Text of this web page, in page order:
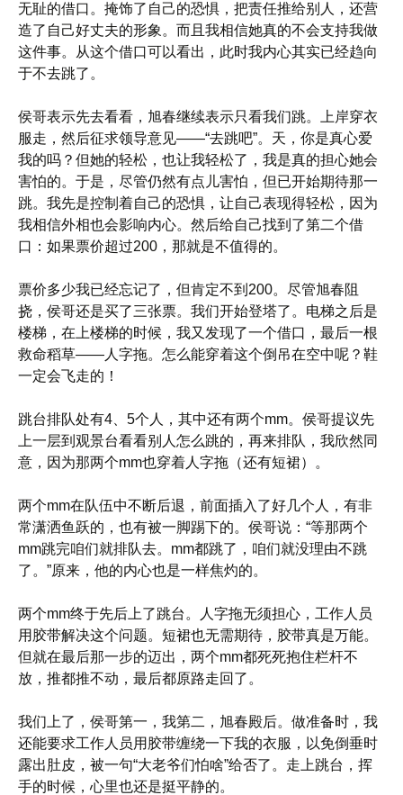
无耻的借口。掩饰了自己的恐惧，把责任推给别人，还营
造了自己好丈夫的形象。而且我相信她真的不会支持我做
这件事。从这个借口可以看出，此时我内心其实已经趋向
于不去跳了。
侯哥表示先去看看，旭春继续表示只看我们跳。上岸穿衣
服走，然后征求领导意见——“去跳吧”。天，你是真心爱
我的吗？但她的轻松，也让我轻松了，我是真的担心她会
害怕的。于是，尽管仍然有点儿害怕，但已开始期待那一
跳。我先是控制着自己的恐惧，让自己表现得轻松，因为
我相信外相也会影响内心。然后给自己找到了第二个借
口：如果票价超过200，那就是不值得的。
票价多少我已经忘记了，但肯定不到200。尽管旭春阻
挠，侯哥还是买了三张票。我们开始登塔了。电梯之后是
楼梯，在上楼梯的时候，我又发现了一个借口，最后一根
救命稻草——人字拖。怎么能穿着这个倒吊在空中呢？鞋
一定会飞走的！
跳台排队处有4、5个人，其中还有两个mm。侯哥提议先
上一层到观景台看看别人怎么跳的，再来排队，我欣然同
意，因为那两个mm也穿着人字拖（还有短裙）。
两个mm在队伍中不断后退，前面插入了好几个人，有非
常潇洒鱼跃的，也有被一脚踢下的。侯哥说：“等那两个
mm跳完咱们就排队去。mm都跳了，咱们就没理由不跳
了。”原来，他的内心也是一样焦灼的。
两个mm终于先后上了跳台。人字拖无须担心，工作人员
用胶带解决这个问题。短裙也无需期待，胶带真是万能。
但就在最后那一步的迈出，两个mm都死死抱住栏杆不
放，推都推不动，最后都原路走回了。
我们上了，侯哥第一，我第二，旭春殿后。做准备时，我
还能要求工作人员用胶带缠绕一下我的衣服，以免倒垂时
露出肚皮，被一句“大老爷们怕啥”给否了。走上跳台，挥
手的时候，心里也还是挺平静的。